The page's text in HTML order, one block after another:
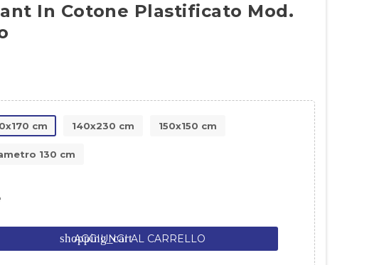
In Cotone Plastificato Mod.
cm 140x230 cm 150x150 cm
130 cm
shopping_cart
AGGIUNGI AL CARRELLO